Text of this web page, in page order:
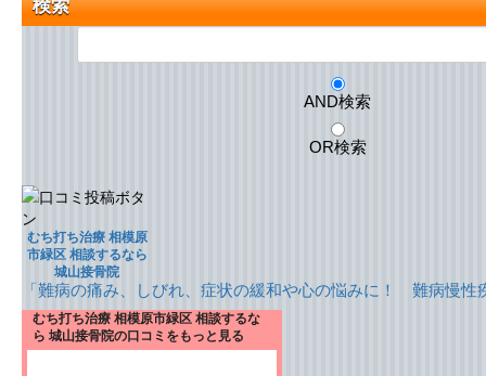
検索
AND検索
OR検索
むち打ち治療 相模原
市緑区 相談するなら
城山接骨院
「難病の痛み、しびれ、症状の緩和や心の悩みに！ 難病慢性
むち打ち治療 相模原市緑区 相談するな
ら 城山接骨院の口コミをもっと見る